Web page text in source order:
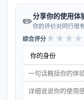
✏️分享你的使用体
你的评价对同行很
综合评分★ ★ ★ ★